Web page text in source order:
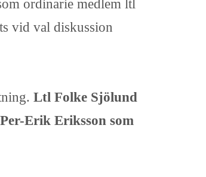
ordinarie medlem ltl
vid val diskussion
Ltl Folke Sjölund
Erik Eriksson som